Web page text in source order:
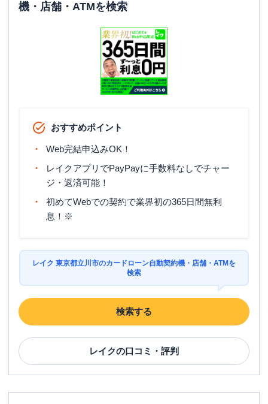
機・店舗・ATMを検索
おすすめポイント
Web完結申込みOK！
レイクアプリでPayPayに手数料なしでチャー
ジ・返済可能！
初めてWebでの契約で業界初の365日間無利
息！※
レイク 東京都立川市のカードローン自動契約機・店舗・ATMを
検索
検索する
レイクの口コミ・評判